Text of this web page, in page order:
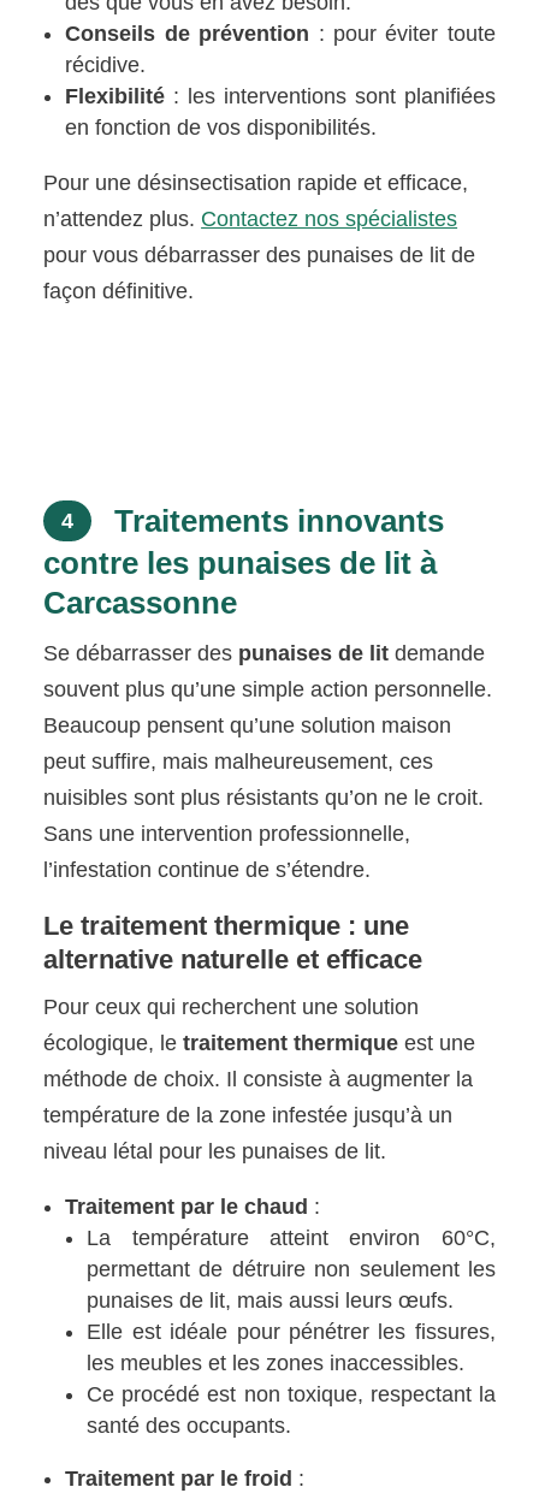
Conseils de prévention : pour éviter toute
récidive.
Flexibilité : les interventions sont planifiées
en fonction de vos disponibilités.
Pour une désinsectisation rapide et efficace,
n’attendez plus. Contactez nos spécialistes
pour vous débarrasser des punaises de lit de
façon définitive.
4
Traitements innovants
contre les punaises de lit à
Carcassonne
Se débarrasser des punaises de lit demande
souvent plus qu’une simple action personnelle.
Beaucoup pensent qu’une solution maison
peut suffire, mais malheureusement, ces
nuisibles sont plus résistants qu’on ne le croit.
Sans une intervention professionnelle,
l’infestation continue de s’étendre.
Le traitement thermique : une
alternative naturelle et efficace
Pour ceux qui recherchent une solution
écologique, letraitement thermique est une
méthode de choix. Il consiste à augmenter la
température de la zone infestée jusqu’à un
niveau létal pour les punaises de lit.
Traitement par le chaud :
La température atteint environ 60°C,
permettant de détruire non seulement les
punaises de lit, mais aussi leurs œufs.
Elle est idéale pour pénétrer les fissures,
les meubles et les zones inaccessibles.
Ce procédé est non toxique, respectant la
santé des occupants.
Traitement par le froid :